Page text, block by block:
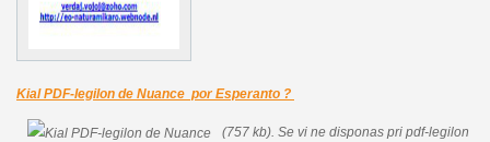
Kial PDF-legilon de Nuance por Esperanto ?
(757 kb). Se vi ne disponas pri pdf-legilon